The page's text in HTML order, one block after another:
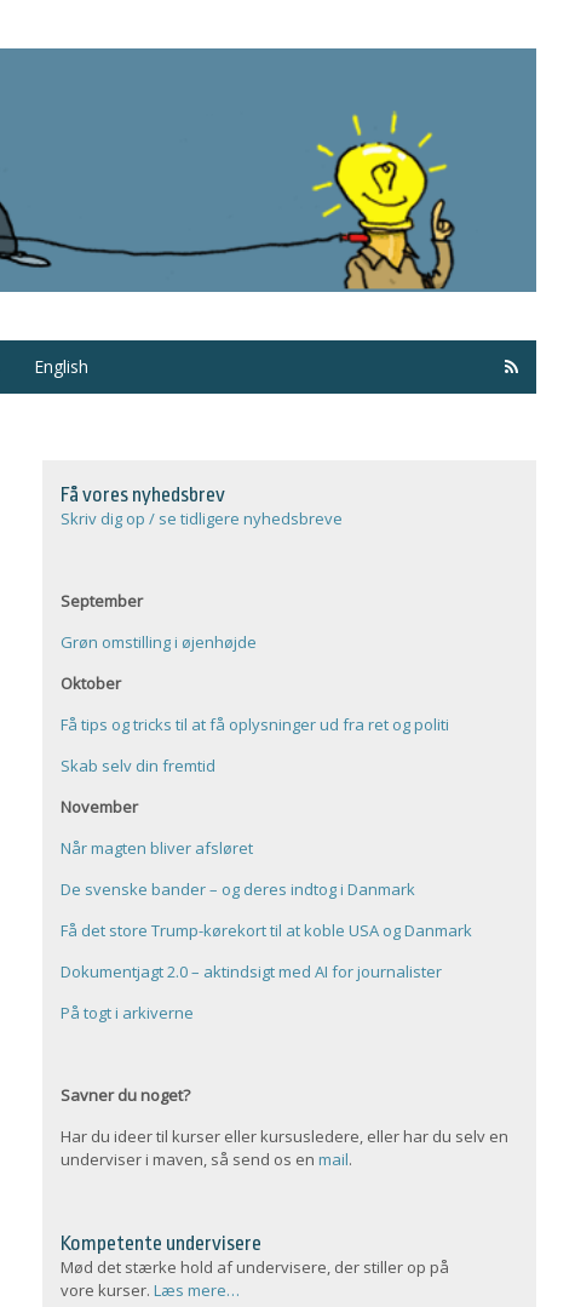
English
Få vores nyhedsbrev
Skriv dig op / se tidligere nyhedsbreve
September
Grøn omstilling i øjenhøjde
Oktober
Få tips og tricks til at få oplysninger ud fra ret og politi
Skab selv din fremtid
November
Når magten bliver afsløret
De svenske bander – og deres indtog i Danmark
Få det store Trump-kørekort til at koble USA og Danmark
Dokumentjagt 2.0 – aktindsigt med AI for journalister
På togt i arkiverne
Savner du noget?
Har du ideer til kurser eller kursusledere, eller har du selv en
underviser i maven, så send os en mail.
Kompetente undervisere
Mød det stærke hold af undervisere, der stiller op på
vore kurser. Læs mere…